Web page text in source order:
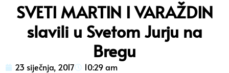
SVETI MARTIN I VARAŽDIN
slavili u Svetom Jurju na
Bregu
23 siječnja, 2017
10:29 am